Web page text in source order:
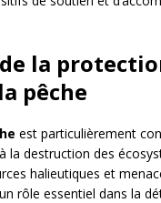
la
pêche
est particulièrement
la destruction des
halieutiques et
rôle essentiel dans la